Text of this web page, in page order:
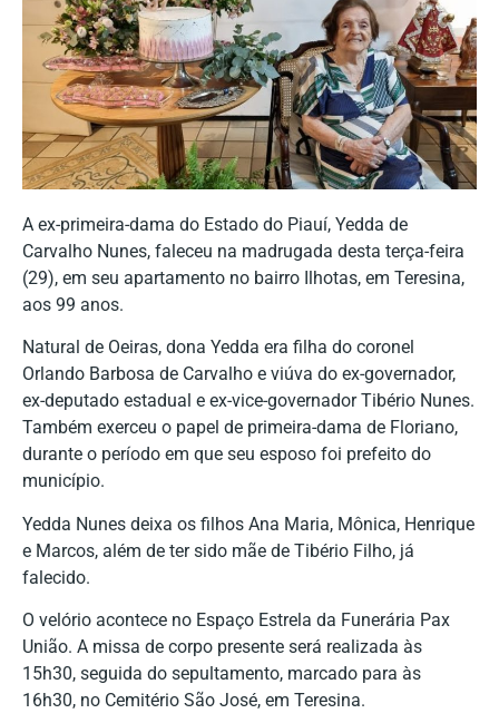
A ex-primeira-dama do Estado do Piauí, Yedda de
Carvalho Nunes, faleceu na madrugada desta terça-feira
(29), em seu apartamento no bairro Ilhotas, em Teresina,
aos 99 anos.
Natural de Oeiras, dona Yedda era filha do coronel
Orlando Barbosa de Carvalho e viúva do ex-governador,
ex-deputado estadual e ex-vice-governador Tibério Nunes.
Também exerceu o papel de primeira-dama de Floriano,
durante o período em que seu esposo foi prefeito do
município.
Yedda Nunes deixa os filhos Ana Maria, Mônica, Henrique
e Marcos, além de ter sido mãe de Tibério Filho, já
falecido.
O velório acontece no Espaço Estrela da Funerária Pax
União. A missa de corpo presente será realizada às
15h30, seguida do sepultamento, marcado para às
16h30, no Cemitério São José, em Teresina.